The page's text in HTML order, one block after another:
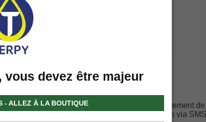
Vous serez toujours informé
Nous vous tiendrons au courant de l’avancement
par e-mail ou directement sur votre portable via
vous devez être majeur
- ALLEZ À LA BOUTIQUE